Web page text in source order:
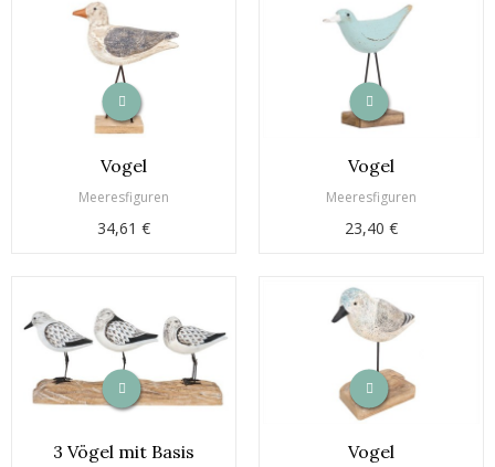
Vogel
Meeresfiguren
34,61 €
Vogel
Meeresfiguren
23,40 €
3 Vögel mit Basis Vogel